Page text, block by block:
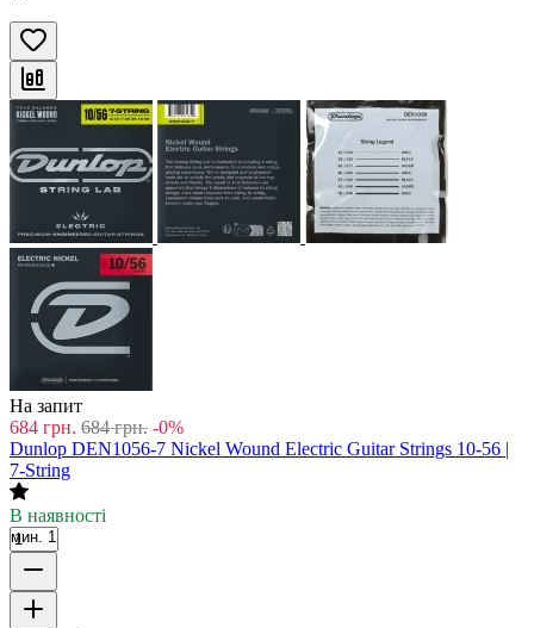
На запит
684 грн. 684 грн. -0%
Dunlop DEN1056-7 Nickel Wound Electric Guitar Strings 10-56 |
7-String
В наявності
мин. 1